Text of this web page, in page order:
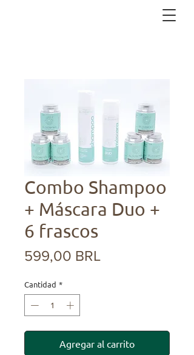
Combo Shampoo
+ Máscara Duo +
6 frascos
599,00 BRL
Cantidad *
Agregar al carrito